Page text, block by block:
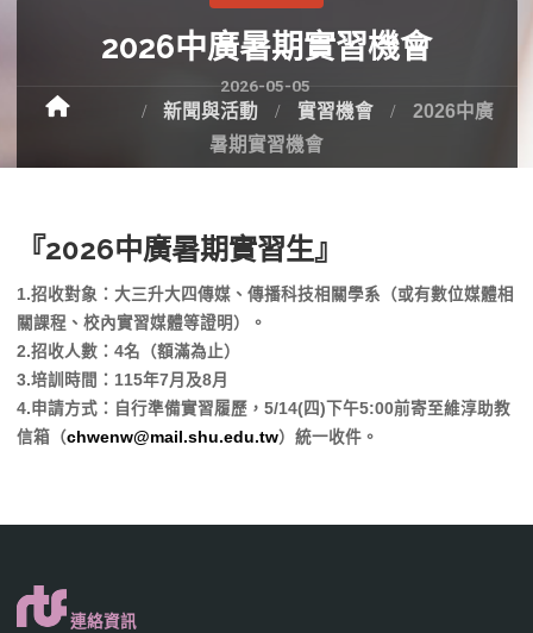
2026中廣暑期實習機會
2026-05-05
新聞與活動 實習機會
2026中廣
暑期實習機會
『2026中廣暑期實習生』
1.招收對象：大三升大四傳媒、傳播科技相關學系（或有數位媒體相
關課程、校內實習媒體等證明）。
2.招收人數：4名（額滿為止）
3.培訓時間：115年7月及8月
4.申請方式：自行準備實習履歷，5/14(四)下午5:00前寄至維淳助教
信箱（chwenw@mail.shu.edu.tw）統一收件。
連絡資訊